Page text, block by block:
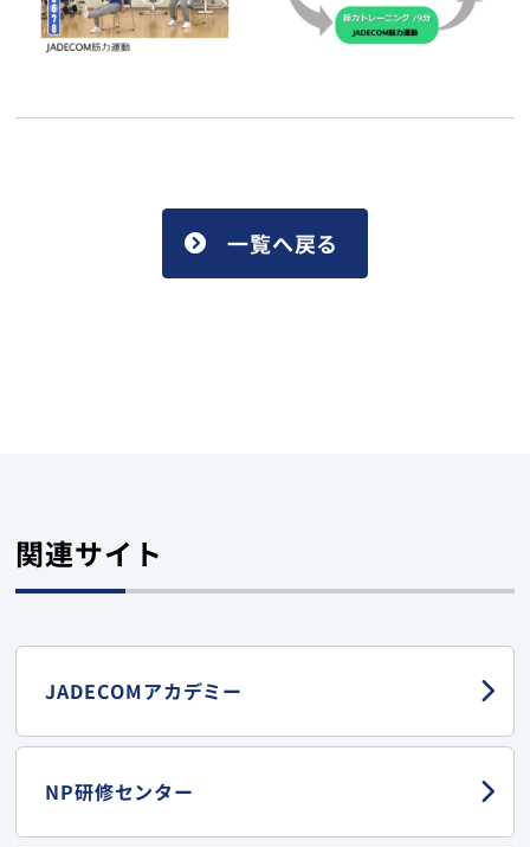
一覧へ戻る
関連サイト
JADECOMアカデミー
NP研修センター